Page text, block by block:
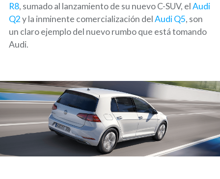
R8, sumado al lanzamiento de su nuevo C-SUV, elAudi
Q2y la inminente comercialización delAudi Q5, son
un claro ejemplo del nuevo rumbo que está tomando
Audi.